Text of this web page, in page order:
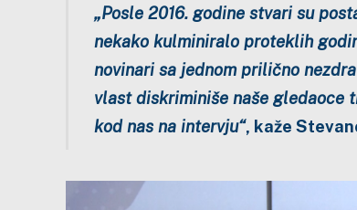
„Posle 2016. godine stvari su
nekako kulminiralo proteklih
novinari sa jednom prilično
vlast diskriminiše naše gledaoce
kod nas na intervju“, kaže